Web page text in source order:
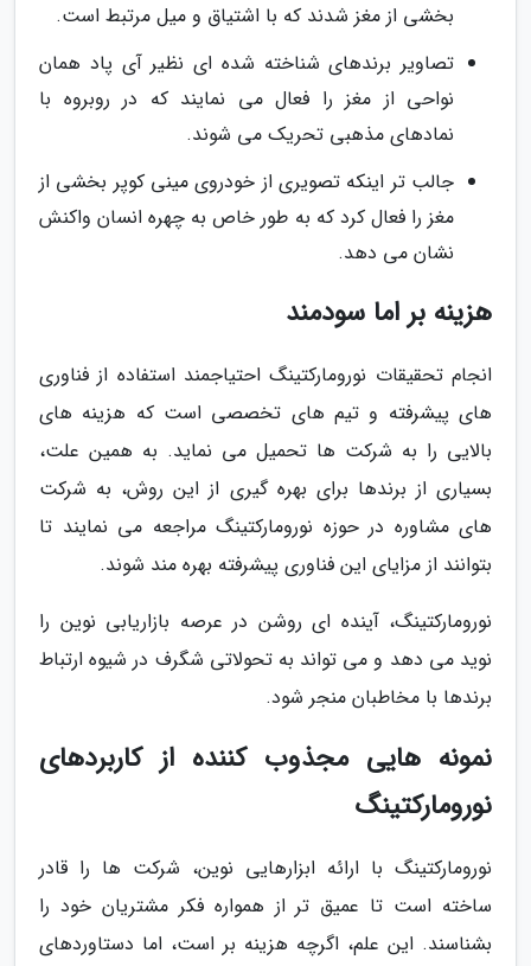
بخشی از مغز شدند که با اشتیاق و میل مرتبط است.
تصاویر برندهای شناخته شده ای نظیر آی پاد همان
نواحی از مغز را فعال می نمایند که در روبروه با
نمادهای مذهبی تحریک می شوند.
جالب تر اینکه تصویری از خودروی مینی کوپر بخشی از
مغز را فعال کرد که به طور خاص به چهره انسان واکنش
نشان می دهد.
هزینه بر اما سودمند
انجام تحقیقات نورومارکتینگ احتیاجمند استفاده از فناوری
های پیشرفته و تیم های تخصصی است که هزینه های
بالایی را به شرکت ها تحمیل می نماید. به همین علت،
بسیاری از برندها برای بهره گیری از این روش، به شرکت
های مشاوره در حوزه نورومارکتینگ مراجعه می نمایند تا
بتوانند از مزایای این فناوری پیشرفته بهره مند شوند.
نورومارکتینگ، آینده ای روشن در عرصه بازاریابی نوین را
نوید می دهد و می تواند به تحولاتی شگرف در شیوه ارتباط
برندها با مخاطبان منجر شود.
نمونه هایی مجذوب کننده از کاربردهای
نورومارکتینگ
نورومارکتینگ با ارائه ابزارهایی نوین، شرکت ها را قادر
ساخته است تا عمیق تر از همواره فکر مشتریان خود را
بشناسند. این علم، اگرچه هزینه بر است، اما دستاوردهای